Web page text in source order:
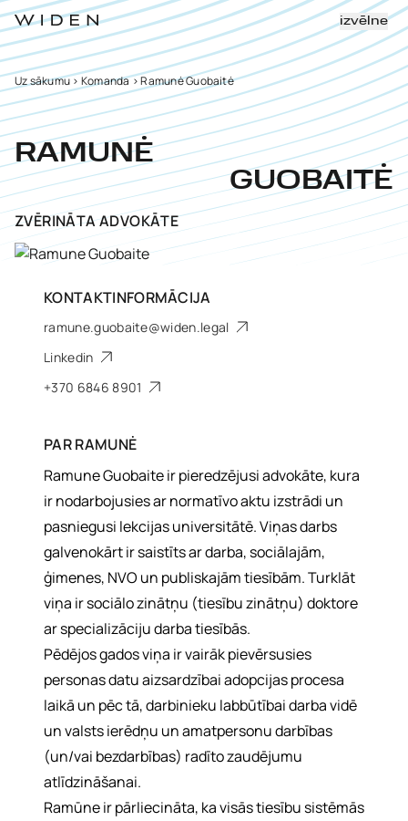
izvēlne
Uz sākumu> Komanda>Ramunė Guobaitė
RAMUNĖ
GUOBAITĖ
ZVĒRINĀTA ADVOKĀTE
KONTAKTINFORMĀCIJA
ramune.guobaite@widen.legal
Linkedin
+370 6846 8901
PARRAMUNĖ
Ramune Guobaite ir pieredzējusi advokāte, kura
ir nodarbojusies ar normatīvo aktu izstrādi un
pasniegusi lekcijas universitātē. Viņas darbs
galvenokārt ir saistīts ar darba, sociālajām,
ģimenes, NVO un publiskajām tiesībām. Turklāt
viņa ir sociālo zinātņu (tiesību zinātņu) doktore
ar specializāciju darba tiesībās.
Pēdējos gados viņa ir vairāk pievērsusies
personas datu aizsardzībai adopcijas procesa
laikā un pēc tā, darbinieku labbūtībai darba vidē
un valsts ierēdņu un amatpersonu darbības
(un/vai bezdarbības) radīto zaudējumu
atlīdzināšanai.
Ramūne ir pārliecināta, ka visās tiesību sistēmās